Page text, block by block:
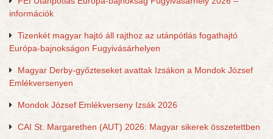
információk
Tizenkét magyar hajtó áll rajthoz az utánpótlás fogathajtó
Európa-bajnokságon Fugyivásárhelyen
Magyar Derby-győzteseket avattak Izsákon a Mondok József
Emlékversenyen
Mondok József Emlékverseny Izsák 2026
CAI St. Margarethen (AUT) 2026: Magyar sikerek összetettben